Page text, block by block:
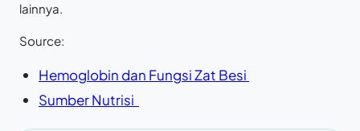
lainnya.
Source:
Hemoglobin dan Fungsi Zat Besi
Sumber Nutrisi